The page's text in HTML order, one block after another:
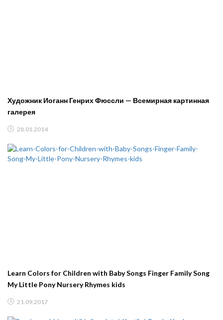
Художник Иоганн Генрих Фюссли — Всемирная картинная
галерея
28.01.2014
Learn Colors for Children with Baby Songs Finger Family Song
My Little Pony Nursery Rhymes kids
21.09.2017